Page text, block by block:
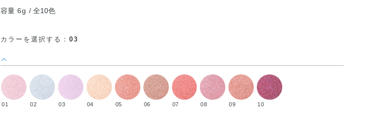
容量 6g
全10色
カラーを選択する： 03
01 02 03 04 05 06 07 08 09 10